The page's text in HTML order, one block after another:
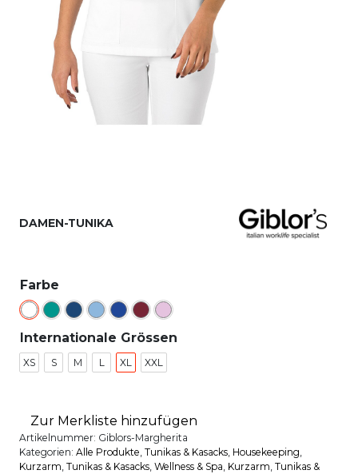
DAMEN-TUNIKA
Farbe
Internationale Grössen
XS S M L XL XXL
Zur Merkliste hinzufügen
Artikelnummer: Giblors-Margherita
Kategorien: Alle Produkte, Tunikas & Kasacks, House­keeping,
Kurzarm, Tunikas & Kasacks, Wellness & Spa, Kurzarm, Tunikas &